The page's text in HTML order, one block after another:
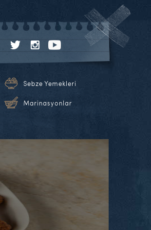
Sebze Yemekleri
Marinasyonlar